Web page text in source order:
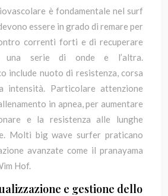
è fondamentale nel surf
essere in grado di remare per
correnti forti e di recuperare
una serie di onde e l’altra.
include nuoto di resistenza, corsa
intensità. Particolare attenzione
in apnea, per aumentare
e la resistenza alle lunghe
Molti big wave surfer praticano
avanzate come il pranayama
Hof.
e gestione dello